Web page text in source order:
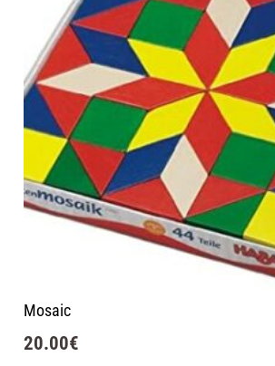
Mosaic
20.00€